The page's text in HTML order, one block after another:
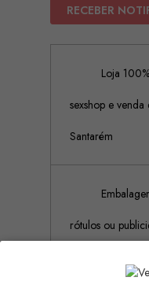
RECEBER
Loja
sexshop e
Santarém
rótulos ou